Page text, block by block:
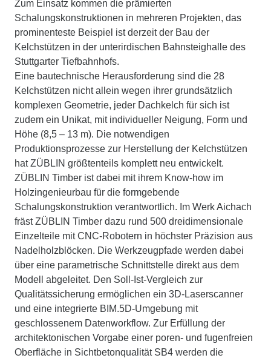
Zum Einsatz kommen die prämierten
Schalungskonstruktionen in mehreren Projekten, das
prominenteste Beispiel ist derzeit der Bau der
Kelchstützen in der unterirdischen Bahnsteighalle des
Stuttgarter Tiefbahnhofs.
Eine bautechnische Herausforderung sind die 28
Kelchstützen nicht allein wegen ihrer grundsätzlich
komplexen Geometrie, jeder Dachkelch für sich ist
zudem ein Unikat, mit individueller Neigung, Form und
Höhe (8,5 – 13 m). Die notwendigen
Produktionsprozesse zur Herstellung der Kelchstützen
hat ZÜBLIN größtenteils komplett neu entwickelt.
ZÜBLIN Timber ist dabei mit ihrem Know-how im
Holzingenieurbau für die formgebende
Schalungskonstruktion verantwortlich. Im Werk Aichach
fräst ZÜBLIN Timber dazu rund 500 dreidimensionale
Einzelteile mit CNC-Robotern in höchster Präzision aus
Nadelholzblöcken. Die Werkzeugpfade werden dabei
über eine parametrische Schnittstelle direkt aus dem
Modell abgeleitet. Den Soll-Ist-Vergleich zur
Qualitätssicherung ermöglichen ein 3D-Laserscanner
und eine integrierte BIM.5D-Umgebung mit
geschlossenem Datenworkflow. Zur Erfüllung der
architektonischen Vorgabe einer poren- und fugenfreien
Oberfläche in Sichtbetonqualität SB4 werden die